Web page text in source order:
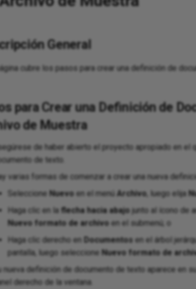
General
cubre los pasos para crear una definición de
para Crear una Definición de
de Muestra
de haber abierto el proyecto apropiado en el
de texto.
varias formas de comenzar a crear una nueva
Seleccione Nuevo en el menú Archivo, luego elija
Haga clic en la flecha hacia abajo junto al ícono de
Nuevo formato de archivo en el submenú; o
Haga clic derecho en
Documentos en el árbol
pantalla, luego seleccione Nuevo formato de
nueva definición de documento de texto aparece en
derecho de la ventana.